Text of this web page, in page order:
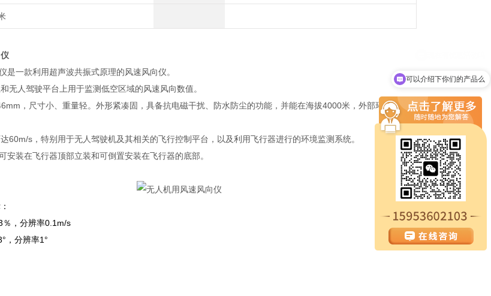
是一款利用超声波共振式原理的风速风向仪。
无人驾驶平台上用于监测低空区域的风速风向数值。
，尺寸小、重量轻。外形紧凑固，具备抗电磁干扰、防水防尘的功能，并能在海拔4000米，外部环境在-40°C至+70°C温
60m/s，特别用于无人驾驶机及其相关的飞行控制平台，以及利用飞行器进行的环境监测系统。
安装在飞行器顶部立装和可倒置安装在飞行器的底部。
％，分辨率0.1m/s
，分辨率1°
可以介绍下你们的产品么